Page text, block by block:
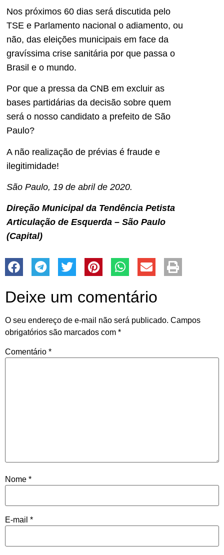
Nos próximos 60 dias será discutida pelo
TSE e Parlamento nacional o adiamento, ou
não, das eleições municipais em face da
gravíssima crise sanitária por que passa o
Brasil e o mundo.
Por que a pressa da CNB em excluir as
bases partidárias da decisão sobre quem
será o nosso candidato a prefeito de São
Paulo?
A não realização de prévias é fraude e
ilegitimidade!
São Paulo, 19 de abril de 2020.
Direção Municipal da Tendência Petista
Articulação de Esquerda – São Paulo
(Capital)
Deixe um comentário
O seu endereço de e-mail não será publicado. Campos
obrigatórios são marcados com *
Comentário *
Nome *
E-mail *